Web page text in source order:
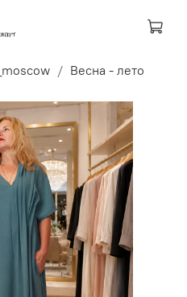
Весна - лето